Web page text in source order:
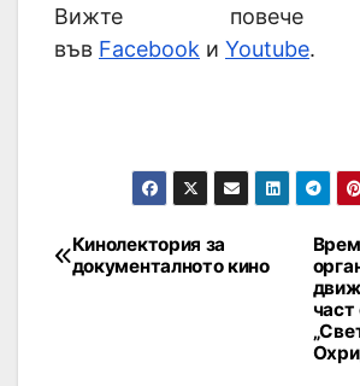
Вижте повече
във Facebook и Youtube.
част
Кинолектория за
документалното кино